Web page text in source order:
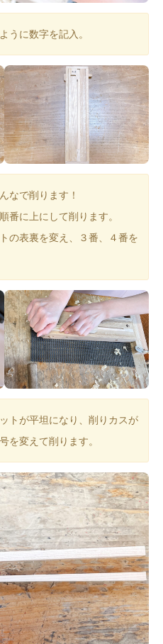
うに数字を記入。
なで削ります！
番に上にして削ります。
の表裏を変え、３番、４番を
トが平坦になり、削りカスが
を変えて削ります。